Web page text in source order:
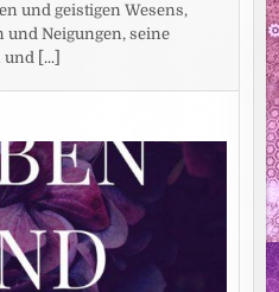
und geistigen Wesens,
und Neigungen, seine
und [...]